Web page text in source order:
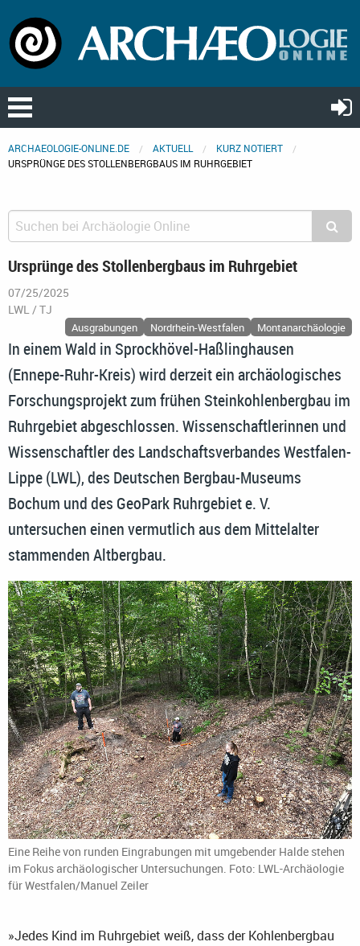
ARCHAEOLOGIE-ONLINE.DE AKTUELL
KURZ NOTIERT
URSPRÜNGE DES STOLLENBERGBAUS IM RUHRGEBIET
Ursprünge des Stollenbergbaus im Ruhrgebiet
07/25/2025
LWL / TJ
Ausgrabungen Nordrhein-Westfalen Montanarchäologie
In einem Wald in Sprockhövel-Haßlinghausen
(Ennepe-Ruhr-Kreis) wird derzeit ein archäologisches
Forschungsprojekt zum frühen Steinkohlenbergbau im
Ruhrgebiet abgeschlossen. Wissenschaftlerinnen und
Wissenschaftler des Landschaftsverbandes Westfalen-
Lippe (LWL), des Deutschen Bergbau-Museums
Bochum und des GeoPark Ruhrgebiet e. V.
untersuchen einen vermutlich aus dem Mittelalter
stammenden Altbergbau.
Eine Reihe von runden Eingrabungen mit umgebender Halde stehen
im Fokus archäologischer Untersuchungen. Foto: LWL-Archäologie
für Westfalen/Manuel Zeiler
»Jedes Kind im Ruhrgebiet weiß, dass der Kohlenbergbau